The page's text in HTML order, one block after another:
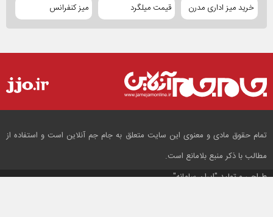
خرید میز اداری مدرن قیمت میلگرد میز کنفرانس
تمام حقوق مادی و معنوی این سایت متعلق به جام جم آنلاین است و استفاده از
مطالب با ذکر منبع بلامانع است.
طراحی و تولید"ایران سامانه"